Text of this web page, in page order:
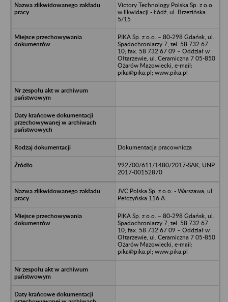
Victory Technology Polska Sp. z o.o.
w likwidacji - Łódź, ul. Brzezińska
5/15
PIKA Sp. z o.o. – 80-298 Gdańsk, ul.
Spadochroniarzy 7, tel. 58 732 67
10; fax. 58 732 67 09 – Oddział w
Ołtarzewie, ul. Ceramiczna 7 05-850
Ożarów Mazowiecki, e-mail:
pika@pika.pl; www.pika.pl
Dokumentacja pracownicza
992700/611/1480/2017-SAK; UNP:
2017-00152870
JVC Polska Sp. z o.o. - Warszawa, ul
Pełczyńska 116 A
PIKA Sp. z o.o. – 80-298 Gdańsk, ul.
Spadochroniarzy 7, tel. 58 732 67
10; fax. 58 732 67 09 – Oddział w
Ołtarzewie, ul. Ceramiczna 7 05-850
Ożarów Mazowiecki, e-mail:
pika@pika.pl; www.pika.pl